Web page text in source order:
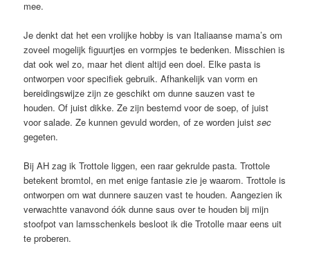
mee.
Je denkt dat het een vrolijke hobby is van Italiaanse mama’s om
zoveel mogelijk figuurtjes en vormpjes te bedenken. Misschien is
dat ook wel zo, maar het dient altijd een doel. Elke pasta is
ontworpen voor specifiek gebruik. Afhankelijk van vorm en
bereidingswijze zijn ze geschikt om dunne sauzen vast te
houden. Of juist dikke. Ze zijn bestemd voor de soep, of juist
voor salade. Ze kunnen gevuld worden, of ze worden juistsec
gegeten.
Bij AH zag ik Trottole liggen, een raar gekrulde pasta. Trottole
betekent bromtol, en met enige fantasie zie je waarom. Trottole is
ontworpen om wat dunnere sauzen vast te houden. Aangezien ik
verwachtte vanavond óók dunne saus over te houden bij mijn
stoofpot van lamsschenkels besloot ik die Trotolle maar eens uit
te proberen.